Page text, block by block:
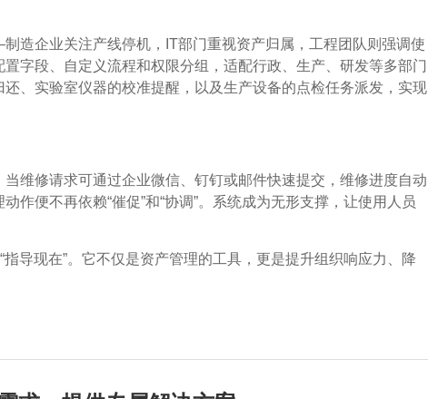
造企业关注产线停机，IT部门重视资产归属，工程团队则强调使
字段、自定义流程和权限分组，适配行政、生产、研发等多部门
、实验室仪器的校准提醒，以及生产设备的点检任务派发，实现
维修请求可通过企业微信、钉钉或邮件快速提交，维修进度自动
作便不再依赖“催促”和“协调”。系统成为无形支撑，让使用人员
导现在”。它不仅是资产管理的工具，更是提升组织响应力、降